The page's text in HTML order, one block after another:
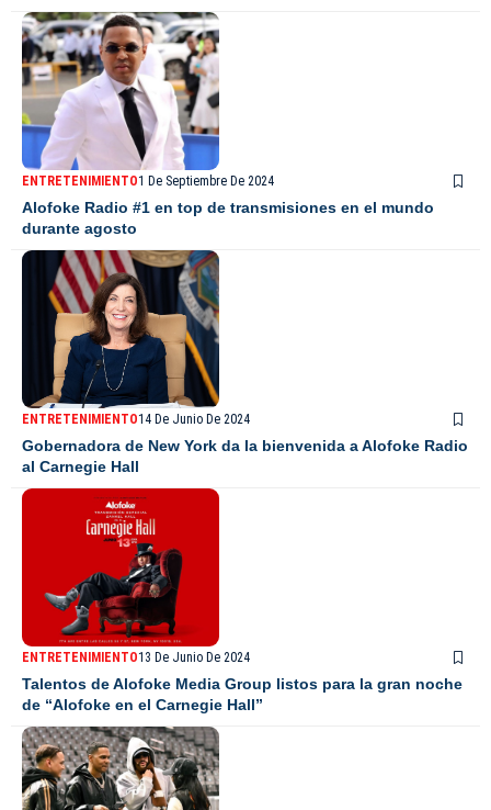
ENTRETENIMIENTO1 De Septiembre De 2024
Alofoke Radio #1 en top de transmisiones en el mundo
durante agosto
ENTRETENIMIENTO14 De Junio De 2024
Gobernadora de New York da la bienvenida a Alofoke Radio
al Carnegie Hall
ENTRETENIMIENTO13 De Junio De 2024
Talentos de Alofoke Media Group listos para la gran noche
de “Alofoke en el Carnegie Hall”